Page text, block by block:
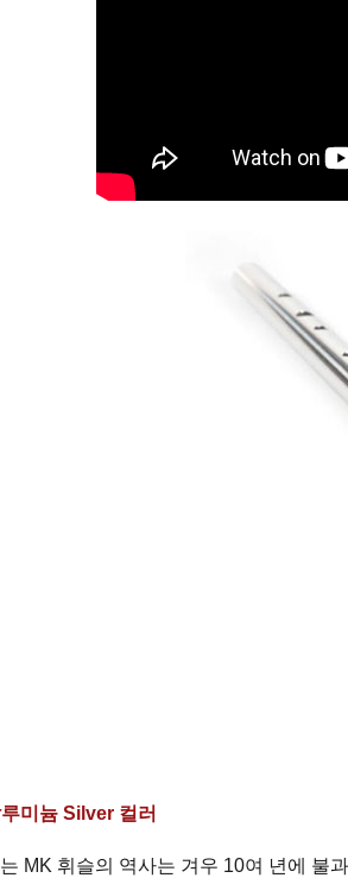
미늄 Silver 컬러
MK 휘슬의 역사는 겨우 10여 년에 불